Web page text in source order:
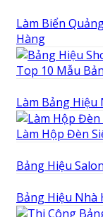
Làm Biển
Hàng
Top 10 Mẫu
Làm Bảng Hiệu
Làm Hộp Đèn
Bảng Hiệu
Bảng Hiệu Nhà